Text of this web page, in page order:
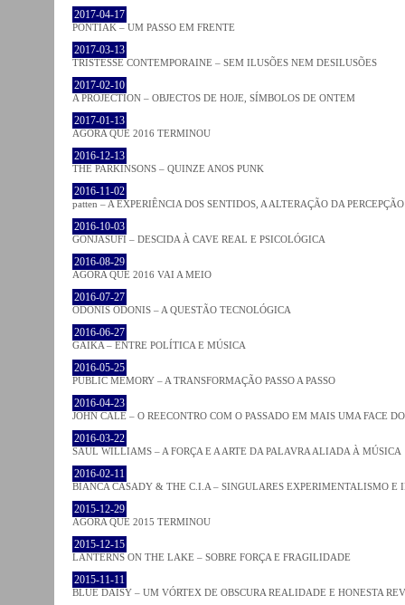
2017-04-17
PONTIAK – UM PASSO EM FRENTE
2017-03-13
TRISTESSE CONTEMPORAINE – SEM ILUSÕES NEM DESILUSÕES
2017-02-10
A PROJECTION – OBJECTOS DE HOJE, SÍMBOLOS DE ONTEM
2017-01-13
AGORA QUE 2016 TERMINOU
2016-12-13
THE PARKINSONS – QUINZE ANOS PUNK
2016-11-02
patten – A EXPERIÊNCIA DOS SENTIDOS, A ALTERAÇÃO DA PERCEPÇÃO
2016-10-03
GONJASUFI – DESCIDA À CAVE REAL E PSICOLÓGICA
2016-08-29
AGORA QUE 2016 VAI A MEIO
2016-07-27
ODONIS ODONIS – A QUESTÃO TECNOLÓGICA
2016-06-27
GAIKA – ENTRE POLÍTICA E MÚSICA
2016-05-25
PUBLIC MEMORY – A TRANSFORMAÇÃO PASSO A PASSO
2016-04-23
JOHN CALE – O REECONTRO COM O PASSADO EM MAIS UMA FACE
2016-03-22
SAUL WILLIAMS – A FORÇA E A ARTE DA PALAVRA ALIADA À MÚSICA
2016-02-11
BIANCA CASADY & THE C.I.A – SINGULARES EXPERIMENTALISMO E
2015-12-29
AGORA QUE 2015 TERMINOU
2015-12-15
LANTERNS ON THE LAKE – SOBRE FORÇA E FRAGILIDADE
2015-11-11
BLUE DAISY – UM VÓRTEX DE OBSCURA REALIDADE E HONESTA